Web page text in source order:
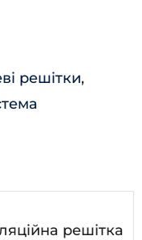
решітки,
решітка